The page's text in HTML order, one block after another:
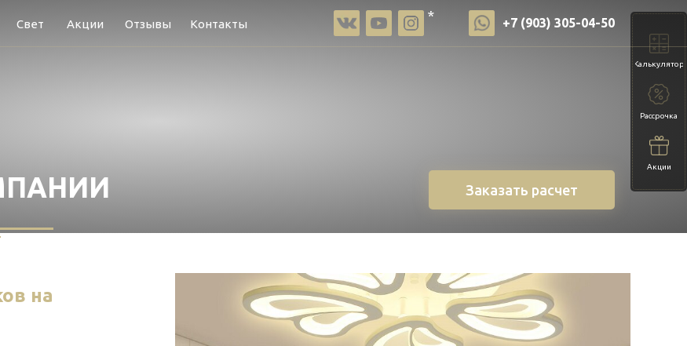
+7 (903) 305-04-50
Свет *
Акции Отзывы Контакты
Калькулятор
Рассрочка
Акции
Заказать расчет
на